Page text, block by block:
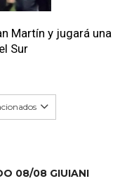
Martín y jugará una
Sur
08/08 GIUIANI